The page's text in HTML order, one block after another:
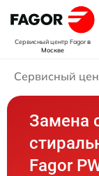
Сервисный центр Fagorв
Москве
Сервисный
Замена
Fagor